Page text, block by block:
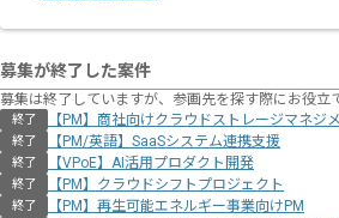
募集が終了した案件
募集は終了していますが、参画先を探す際にお役立
終了 【PM】商社向けクラウドストレージマネジ
終了 【PM/英語】SaaSシステム連携支援
終了 【VPoE】AI活用プロダクト開発
終了 【PM】クラウドシフトプロジェクト
終了 【PM】再生可能エネルギー事業向けPM